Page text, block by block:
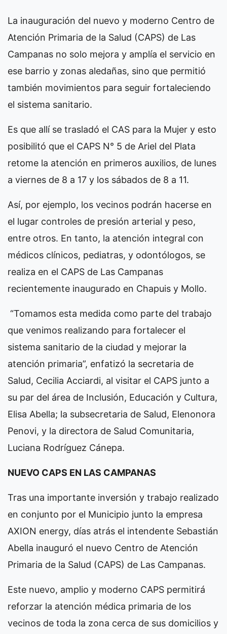
La inauguración del nuevo y moderno Centro de
Atención Primaria de la Salud (CAPS) de Las
Campanas no solo mejora y amplía el servicio en
ese barrio y zonas aledañas, sino que permitió
también movimientos para seguir fortaleciendo
el sistema sanitario.
Es que allí se trasladó el CAS para la Mujer y esto
posibilitó que el CAPS N° 5 de Ariel del Plata
retome la atención en primeros auxilios, de lunes
a viernes de 8 a 17 y los sábados de 8 a 11.
Así, por ejemplo, los vecinos podrán hacerse en
el lugar controles de presión arterial y peso,
entre otros. En tanto, la atención integral con
médicos clínicos, pediatras, y odontólogos, se
realiza en el CAPS de Las Campanas
recientemente inaugurado en Chapuis y Mollo.
“Tomamos esta medida como parte del trabajo
que venimos realizando para fortalecer el
sistema sanitario de la ciudad y mejorar la
atención primaria”, enfatizó la secretaria de
Salud, Cecilia Acciardi, al visitar el CAPS junto a
su par del área de Inclusión, Educación y Cultura,
Elisa Abella; la subsecretaria de Salud, Elenonora
Penovi, y la directora de Salud Comunitaria,
Luciana Rodríguez Cánepa.
NUEVO CAPS EN LAS CAMPANAS
Tras una importante inversión y trabajo realizado
en conjunto por el Municipio junto la empresa
AXION energy, días atrás el intendente Sebastián
Abella inauguró el nuevo Centro de Atención
Primaria de la Salud (CAPS) de Las Campanas.
Este nuevo, amplio y moderno CAPS permitirá
reforzar la atención médica primaria de los
vecinos de toda la zona cerca de sus domicilios y